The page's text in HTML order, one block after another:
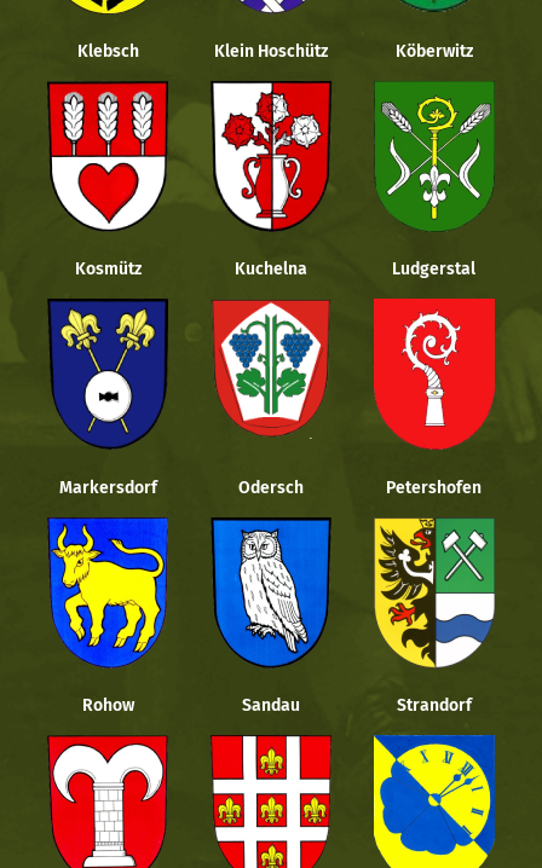
Klebsch Klein Hoschütz Köberwitz
Kosmütz Kuchelna Ludgerstal
Markersdorf Odersch Petershofen
Rohow Sandau Strandorf